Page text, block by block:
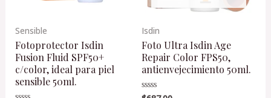
Sensible
Fotoprotector Isdin
Fusion Fluid SPF50+
c/color, ideal para piel
sensible 50ml.
Isdin
Foto Ultra Isdin Age
Repair Color FPS50,
antienvejecimiento 50ml.